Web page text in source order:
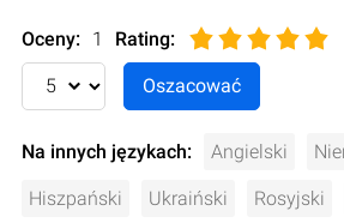
Oceny: 1 Rating:
Na innych językach: Angielski
Hiszpański Ukraiński Rosyjski